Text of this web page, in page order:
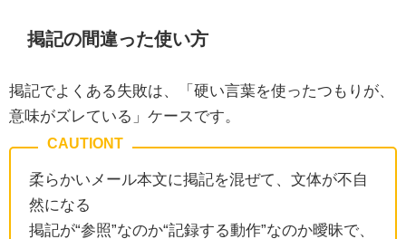
掲記の間違った使い方
掲記でよくある失敗は、「硬い言葉を使ったつもりが、
意味がズレている」ケースです。
柔らかいメール本文に掲記を混ぜて、文体が不自
然になる
掲記が“参照”なのか“記録する動作”なのか曖昧で、